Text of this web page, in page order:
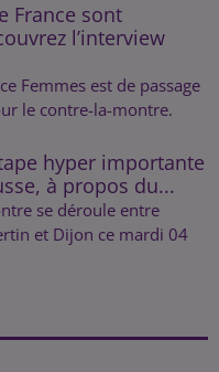
France sont
l’interview
Femmes est de passage
le contre-la-montre.
hyper importante
à propos du...
se déroule entre
et Dijon ce mardi 04